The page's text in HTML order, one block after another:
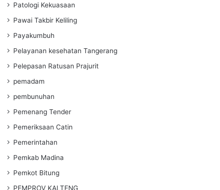
Patologi Kekuasaan
Pawai Takbir Keliling
Payakumbuh
Pelayanan kesehatan Tangerang
Pelepasan Ratusan Prajurit
pemadam
pembunuhan
Pemenang Tender
Pemeriksaan Catin
Pemerintahan
Pemkab Madina
Pemkot Bitung
PEMPROV KALTENG